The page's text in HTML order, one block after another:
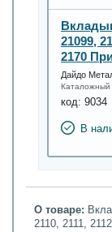
21099,
2170
Дайдо
Каталожный
код: 9034
В
О товаре:
2110, 2111,